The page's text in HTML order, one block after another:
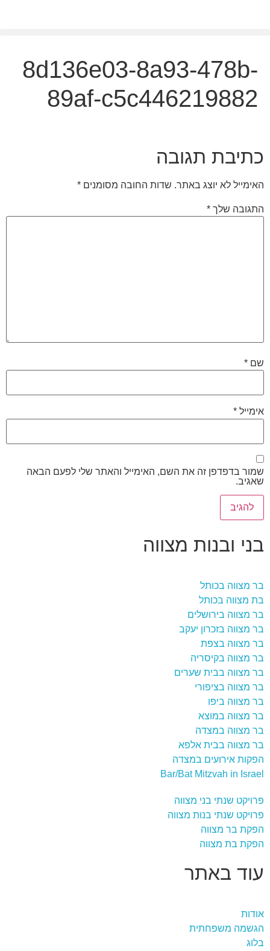
8d136e03-8a93-478b-
89af-c5c446219882
כתיבת תגובה
האימייל לא יוצג באתר. שדות החובה מסומנים *
התגובה שלך *
שם *
אימייל *
שמור בדפדפן זה את השם, האימייל והאתר שלי לפעם הבאה
שאגיב.
בני ובנות מצווה
בר מצווה בכותל
בת מצווה בכותל
בר מצווה בירושלים
בר מצווה בזכרון יעקב
בר מצווה בצפת
בר מצווה בקיסריה
בר מצווה בבית שערים
בר מצווה בציפורי
בר מצווה ביפו
בר מצווה במוצא
בר מצווה במצדה
בר מצווה בבית אלפא
הפקות אירועים במצדה
Bar/Bat Mitzvah in Israel
פרויקט שנתי בני מצווה
פרויקט שנתי בנות מצווה
הפקת בר מצווה
הפקת בת מצווה
עוד באתר
אודות
הגשמה משפחתית
בלוג